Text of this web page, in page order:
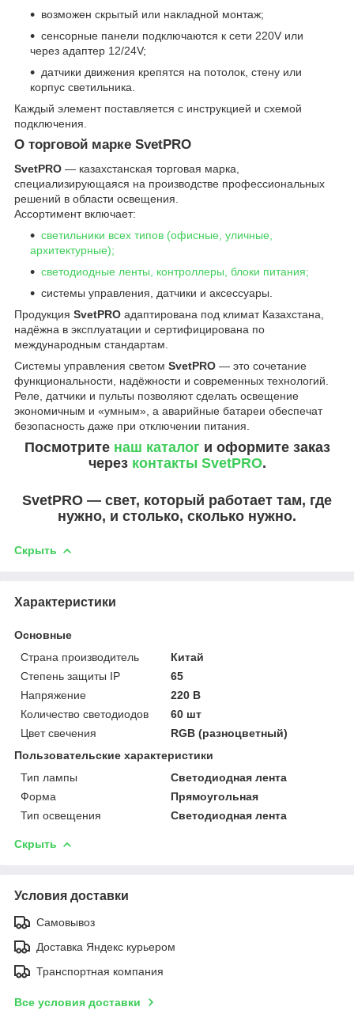
возможен скрытый или накладной монтаж;
сенсорные панели подключаются к сети 220V или
через адаптер 12/24V;
датчики движения крепятся на потолок, стену или
корпус светильника.
Каждый элемент поставляется с инструкцией и схемой
подключения.
О торговой марке SvetPRO
SvetPRO — казахстанская торговая марка,
специализирующаяся на производстве профессиональных
решений в области освещения.
Ассортимент включает:
светильники всех типов (офисные, уличные,
архитектурные);
светодиодные ленты, контроллеры, блоки питания;
системы управления, датчики и аксессуары.
Продукция SvetPRO адаптирована под климат Казахстана,
надёжна в эксплуатации и сертифицирована по
международным стандартам.
Системы управления светом SvetPRO — это сочетание
функциональности, надёжности и современных технологий.
Реле, датчики и пульты позволяют сделать освещение
экономичным и «умным», а аварийные батареи обеспечат
безопасность даже при отключении питания.
Посмотрите наш каталог и оформите заказ
через контакты SvetPRO.
SvetPRO — свет, который работает там, где
нужно, и столько, сколько нужно.
Скрыть
Характеристики
Основные
Страна производитель
Китай
Степень защиты IP
65
Напряжение
220 В
Количество светодиодов
60 шт
Цвет свечения
RGB (разноцветный)
Пользовательские характеристики
Тип лампы
Светодиодная лента
Форма
Прямоугольная
Тип освещения
Светодиодная лента
Скрыть
Условия доставки
Самовывоз
Доставка Яндекс курьером
Транспортная компания
Все условия доставки